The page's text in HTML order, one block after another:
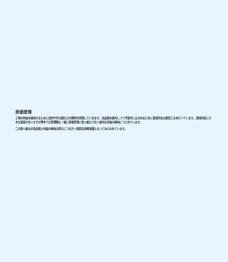
原価管理
工事の利益を確保するために資材や外注費などの費用を管理していきます。高品質を維持しつつ予算内におさめるために現場所長は創意工夫を行っています。現場所長に大
きな裁量がありますが栗本では管理職も一緒に原価管理に取り組んでおり適切な利益の確保につとめています。
この取り組みが高品質と利益の確保の両立につながり強固な財務基盤となってあらわれています。